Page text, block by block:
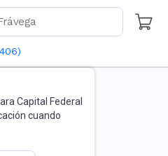
)
Capital Federal
cuando